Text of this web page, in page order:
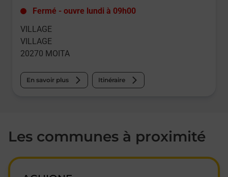
Fermé - ouvre lundi à 09h00
VILLAGE
VILLAGE
20270 MOITA
En savoir plus Itinéraire
Les communes à proximité